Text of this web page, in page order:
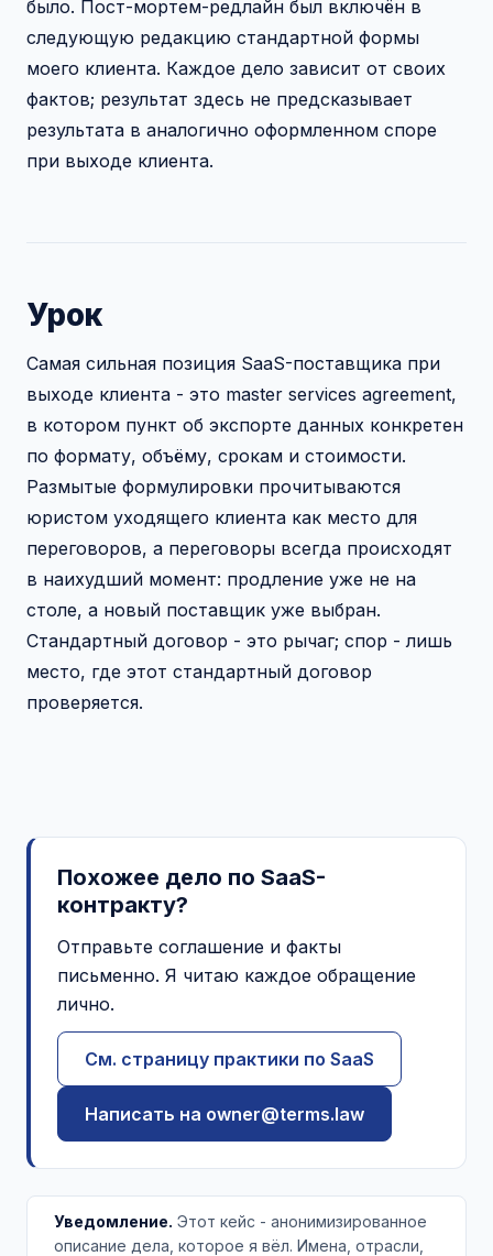
было. Пост-мортем-редлайн был включён в
следующую редакцию стандартной формы
моего клиента. Каждое дело зависит от своих
фактов; результат здесь не предсказывает
результата в аналогично оформленном споре
при выходе клиента.
Урок
Самая сильная позиция SaaS-поставщика при
выходе клиента - это master services agreement,
в котором пункт об экспорте данных конкретен
по формату, объёму, срокам и стоимости.
Размытые формулировки прочитываются
юристом уходящего клиента как место для
переговоров, а переговоры всегда происходят
в наихудший момент: продление уже не на
столе, а новый поставщик уже выбран.
Стандартный договор - это рычаг; спор - лишь
место, где этот стандартный договор
проверяется.
Похожее дело по SaaS-
контракту?
Отправьте соглашение и факты
письменно. Я читаю каждое обращение
лично.
См. страницу практики по SaaS
Написать на owner@terms.law
Уведомление. Этот кейс - анонимизированное
описание дела, которое я вёл. Имена, отрасли,